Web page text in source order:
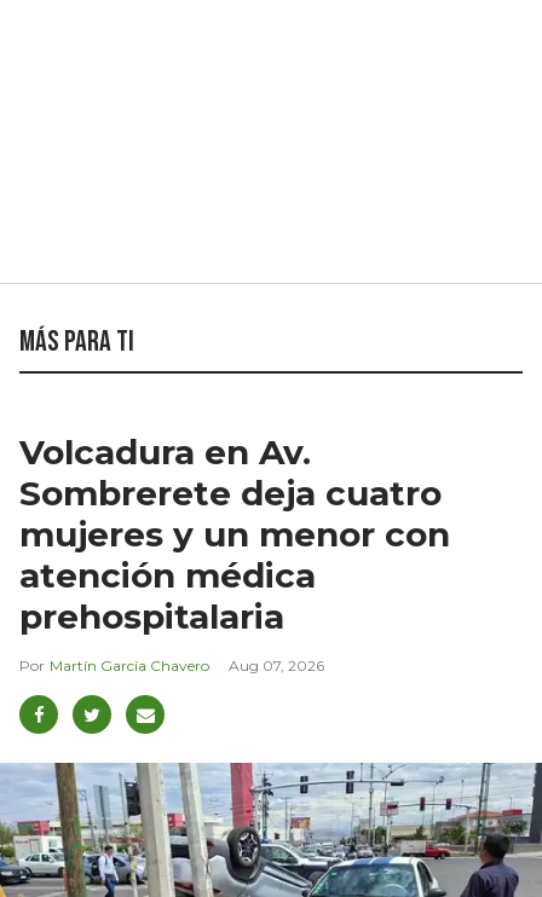
Más para ti
Volcadura en Av.
Sombrerete deja cuatro
mujeres y un menor con
atención médica
prehospitalaria
Martín García Chavero Aug 07, 2026